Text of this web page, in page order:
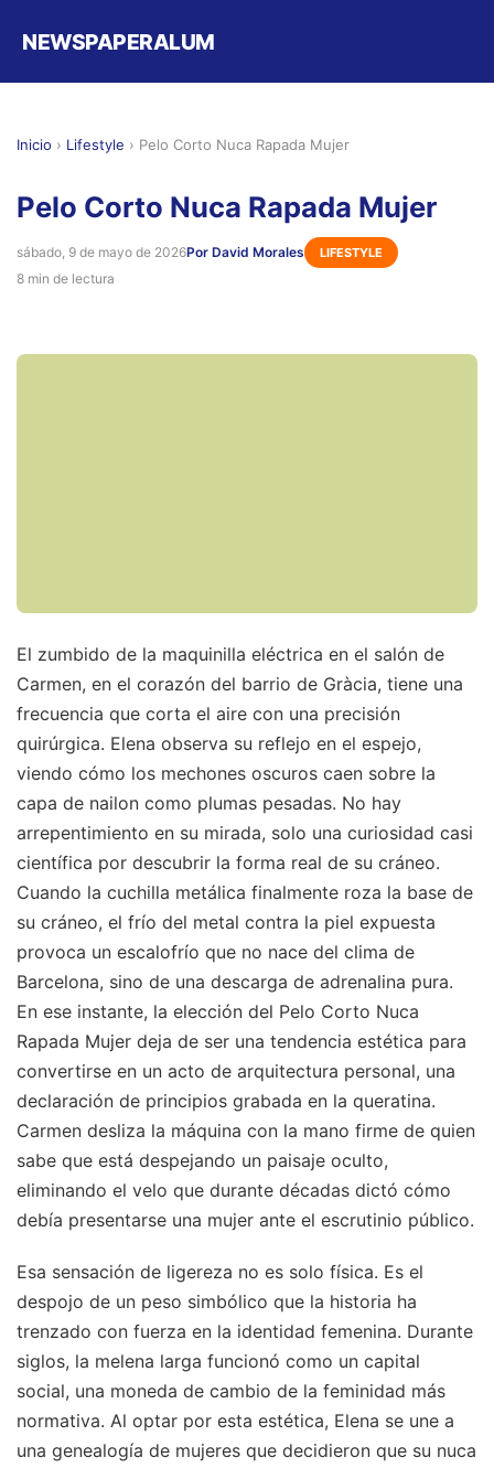
NEWSPAPERALUM
Inicio › Lifestyle › Pelo Corto Nuca Rapada Mujer
Pelo Corto Nuca Rapada Mujer
sábado, 9 de mayo de 2026Por David Morales LIFESTYLE
8 min de lectura
El zumbido de la maquinilla eléctrica en el salón de
Carmen, en el corazón del barrio de Gràcia, tiene una
frecuencia que corta el aire con una precisión
quirúrgica. Elena observa su reflejo en el espejo,
viendo cómo los mechones oscuros caen sobre la
capa de nailon como plumas pesadas. No hay
arrepentimiento en su mirada, solo una curiosidad casi
científica por descubrir la forma real de su cráneo.
Cuando la cuchilla metálica finalmente roza la base de
su cráneo, el frío del metal contra la piel expuesta
provoca un escalofrío que no nace del clima de
Barcelona, sino de una descarga de adrenalina pura.
En ese instante, la elección del Pelo Corto Nuca
Rapada Mujer deja de ser una tendencia estética para
convertirse en un acto de arquitectura personal, una
declaración de principios grabada en la queratina.
Carmen desliza la máquina con la mano firme de quien
sabe que está despejando un paisaje oculto,
eliminando el velo que durante décadas dictó cómo
debía presentarse una mujer ante el escrutinio público.
Esa sensación de ligereza no es solo física. Es el
despojo de un peso simbólico que la historia ha
trenzado con fuerza en la identidad femenina. Durante
siglos, la melena larga funcionó como un capital
social, una moneda de cambio de la feminidad más
normativa. Al optar por esta estética, Elena se une a
una genealogía de mujeres que decidieron que su nuca